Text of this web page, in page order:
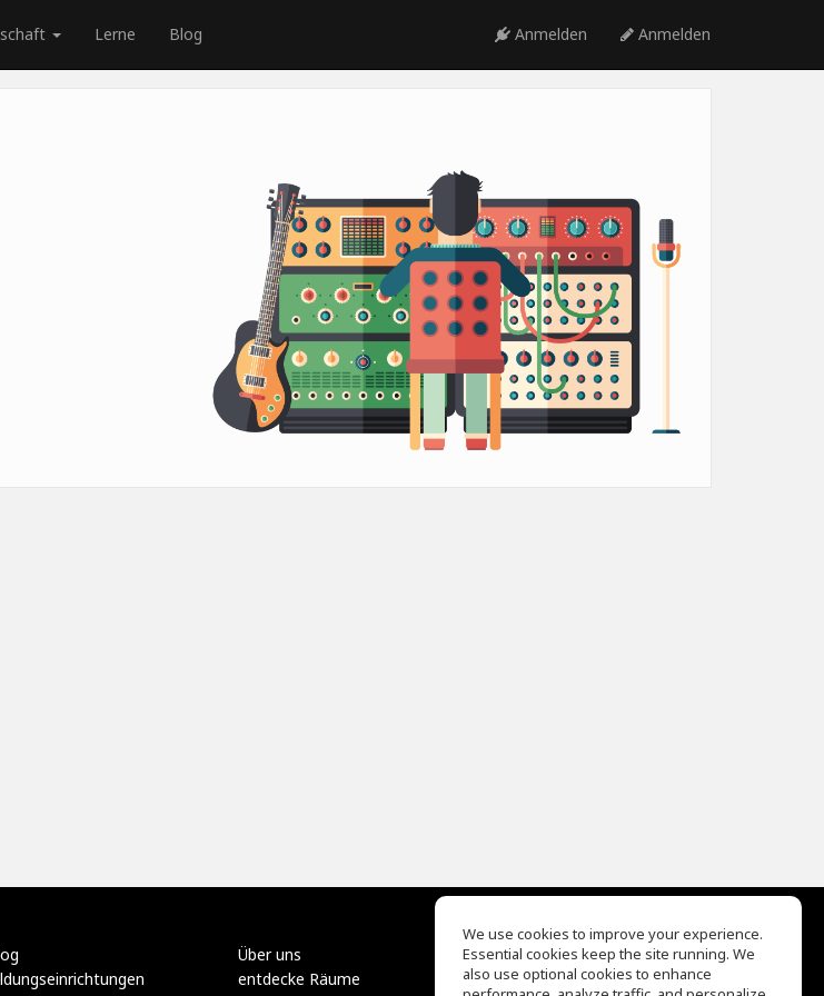
Lerne Blog Anmelden Anmelden
Über uns
entdecke Räume
EQ Ear Training
Drum Machine
We use cookies to improve your experience.
Essential cookies keep the site running. We
also use optional cookies to enhance